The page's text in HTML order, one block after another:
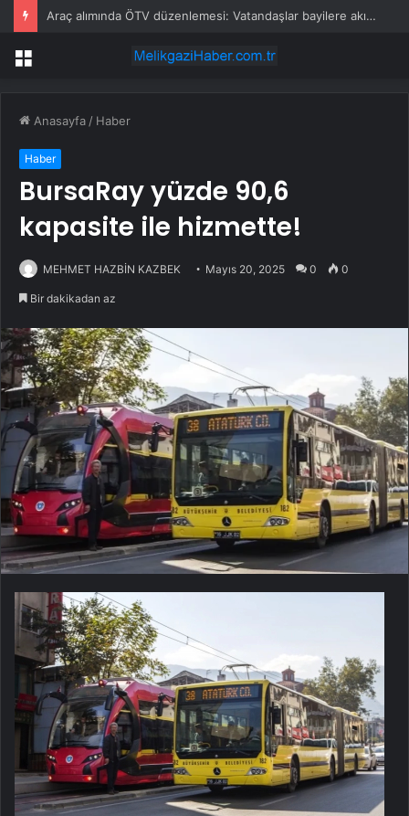
Araç alımında ÖTV düzenlemesi: Vatandaşlar bayilere akın etti
Menü
Anasayfa / Haber
Haber
BursaRay yüzde 90,6
kapasite ile hizmette!
MEHMET HAZBİN KAZBEK Mayıs 20, 2025 0 0
Bir dakikadan az